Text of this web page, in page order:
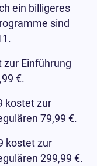
ein billigeres
sind
Einführung
€.
kostet zur
79,99 €.
kostet zur
299,99 €.